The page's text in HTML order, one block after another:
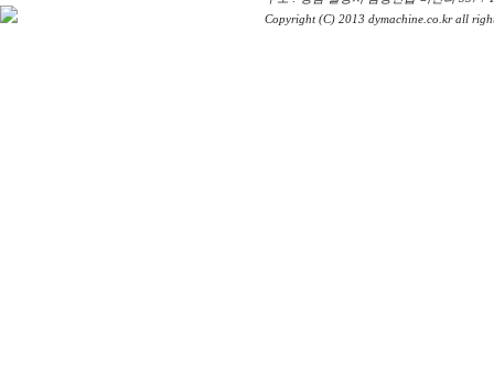
Copyright (C) 2013 dymachine.co.kr all